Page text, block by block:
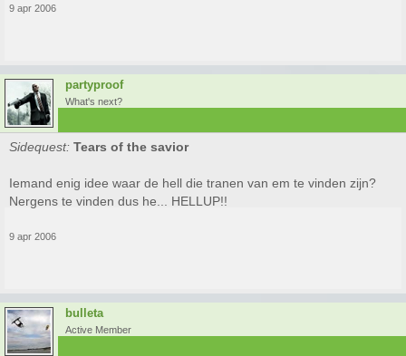
9 apr 2006
partyproof
What's next?
Sidequest: Tears of the savior
Iemand enig idee waar de hell die tranen van em te vinden zijn?
Nergens te vinden dus he... HELLUP!!
9 apr 2006
bulleta
Active Member